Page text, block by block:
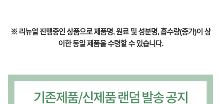
※ 리뉴얼 진행중인 상품으로 제품명, 원료 및 성분명, 흡수량(증가)이 상
이한 동일 제품을 수령할 수 있습니다.